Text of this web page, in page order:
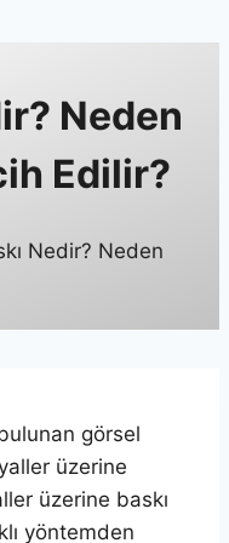
Neden
Edilir?
Nedir? Neden
görsel
üzerine
üzerine baskı
yöntemden